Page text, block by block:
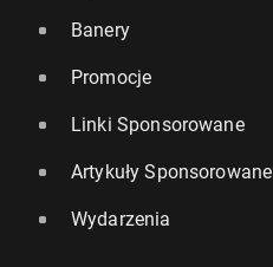
Banery
Promocje
Linki Sponsorowane
Artykuły Sponsorowane
Wydarzenia